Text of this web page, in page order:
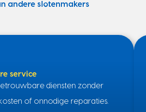
andere slotenmakers
service
diensten zonder
of onnodige reparaties.